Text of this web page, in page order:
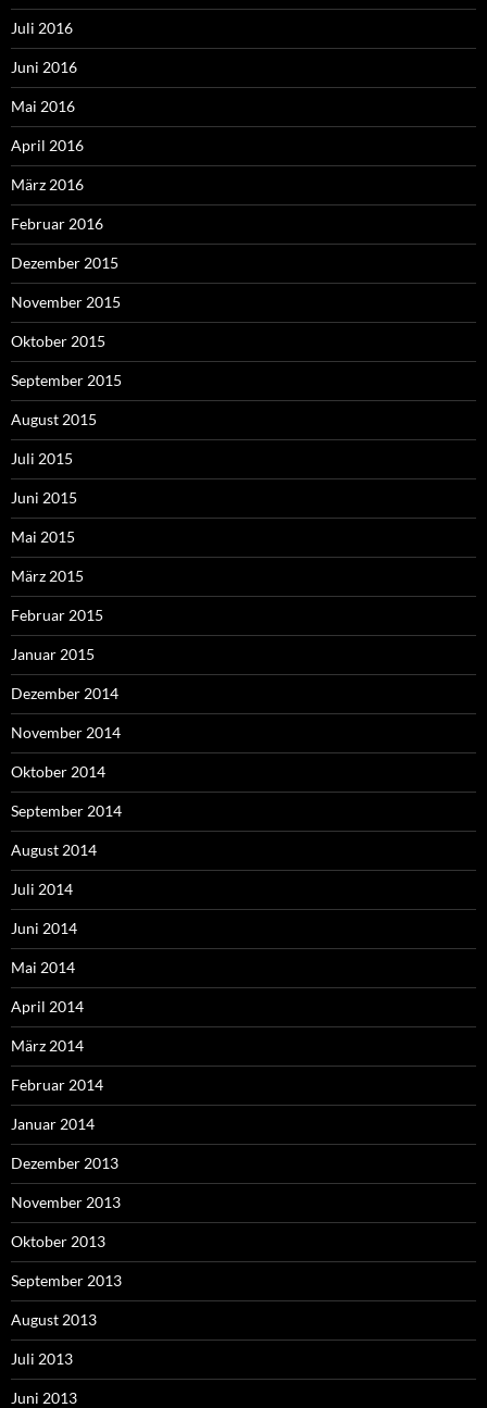
Juli 2016
Juni 2016
Mai 2016
April 2016
März 2016
Februar 2016
Dezember 2015
November 2015
Oktober 2015
September 2015
August 2015
Juli 2015
Juni 2015
Mai 2015
März 2015
Februar 2015
Januar 2015
Dezember 2014
November 2014
Oktober 2014
September 2014
August 2014
Juli 2014
Juni 2014
Mai 2014
April 2014
März 2014
Februar 2014
Januar 2014
Dezember 2013
November 2013
Oktober 2013
September 2013
August 2013
Juli 2013
Juni 2013